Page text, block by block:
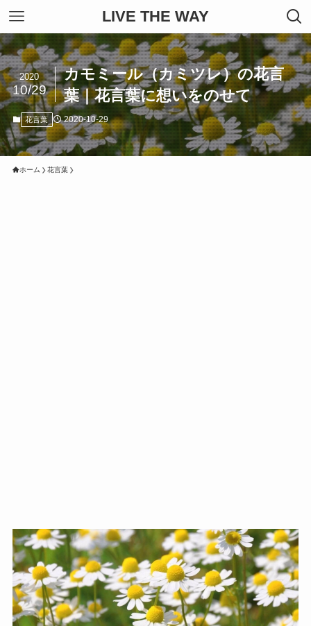
LIVE THE WAY
カモミール（カミツレ）の花言
葉｜花言葉に想いをのせて
2020
10/29
花言葉 2020-10-29
ホーム 花言葉